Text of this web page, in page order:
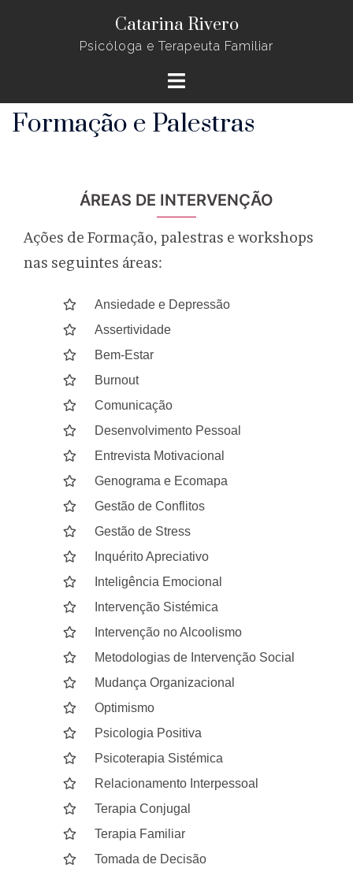
Catarina Rivero
Psicóloga e Terapeuta Familiar
Alternar
Formação e Palestras
ÁREAS DE INTERVENÇÃO
Ações de Formação, palestras e workshops
nas seguintes áreas:
Ansiedade e Depressão
Assertividade
Bem-Estar
Burnout
Comunicação
Desenvolvimento Pessoal
Entrevista Motivacional
Genograma e Ecomapa
Gestão de Conflitos
Gestão de Stress
Inquérito Apreciativo
Inteligência Emocional
Intervenção Sistémica
Intervenção no Alcoolismo
Metodologias de Intervenção Social
Mudança Organizacional
Optimismo
Psicologia Positiva
Psicoterapia Sistémica
Relacionamento Interpessoal
Terapia Conjugal
Terapia Familiar
Tomada de Decisão